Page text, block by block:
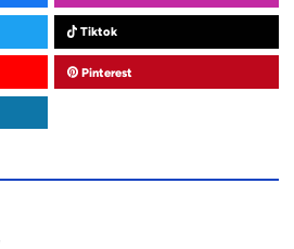
Tiktok
Pinterest